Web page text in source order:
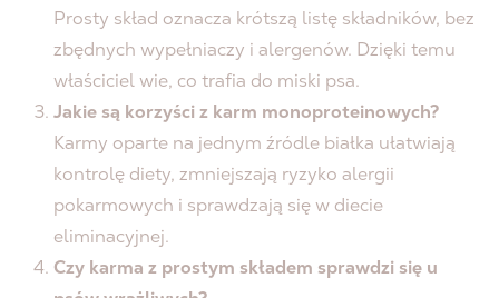
Prosty skład oznacza krótszą listę składników, bez
zbędnych wypełniaczy i alergenów. Dzięki temu
właściciel wie, co trafia do miski psa.
Jakie są korzyści z karm monoproteinowych?
Karmy oparte na jednym źródle białka ułatwiają
kontrolę diety, zmniejszają ryzyko alergii
pokarmowych i sprawdzają się w diecie
eliminacyjnej.
Czy karma z prostym składem sprawdzi się u